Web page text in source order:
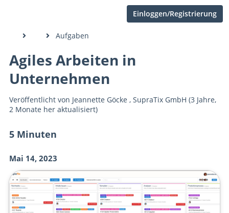
Einloggen/Registrierung
Aufgaben
5 Minuten
Mai 14, 2023
Agiles Arbeiten in
Unternehmen
Veröffentlicht von Jeannette Göcke , SupraTix GmbH (3 Jahre,
2 Monate her aktualisiert)